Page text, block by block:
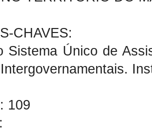
CHAVES:
Sistema Único de
109